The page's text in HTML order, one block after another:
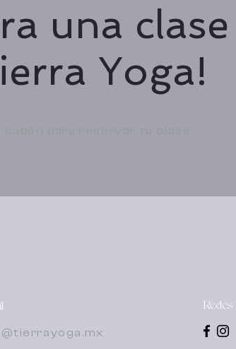
una clase
Yoga!
para reservar tu clase